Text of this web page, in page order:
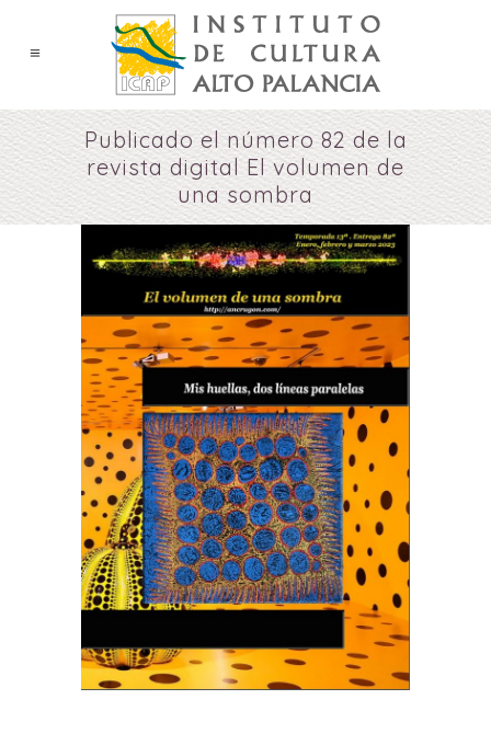
Publicado el número 82 de la
revista digital El volumen de
una sombra